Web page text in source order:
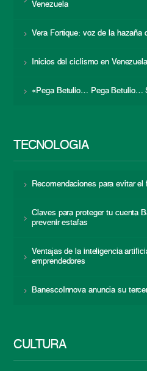
Venezuela
Vera Fortique: voz de la hazaña
Inicios del ciclismo en Venezuela
«Pega Betulio… Pega Betulio…
TECNOLOGÍA
Recomendaciones para evitar el
Claves para proteger tu cuenta
prevenir estafas
Ventajas de la inteligencia
emprendedores
BanescoInnova anuncia su
CULTURA